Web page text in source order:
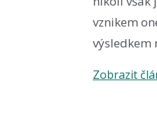
vznikem
výsledkem
Zobrazit